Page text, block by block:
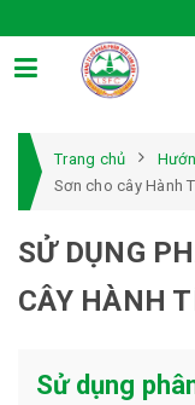
Trang chủ
Sơn cho cây Hành
SỬ DỤNG
CÂY HÀNH
Sử dụng